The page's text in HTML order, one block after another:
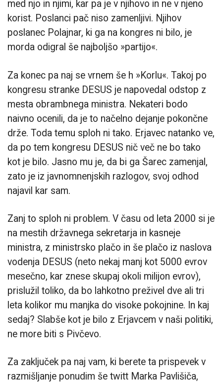
med njo in njimi, kar pa je v njihovo in ne v njeno
korist. Poslanci pač niso zamenljivi. Njihov
poslanec Polajnar, ki ga na kongres ni bilo, je
morda odigral še najboljšo »partijo«.
Za konec pa naj se vrnem še h »Korlu«. Takoj po
kongresu stranke DESUS je napovedal odstop z
mesta obrambnega ministra. Nekateri bodo
naivno ocenili, da je to načelno dejanje pokončne
drže. Toda temu sploh ni tako. Erjavec natanko ve,
da po tem kongresu DESUS nič več ne bo tako
kot je bilo. Jasno mu je, da bi ga Šarec zamenjal,
zato je iz javnomnenjskih razlogov, svoj odhod
najavil kar sam.
Zanj to sploh ni problem. V času od leta 2000 si je
na mestih državnega sekretarja in kasneje
ministra, z ministrsko plačo in še plačo iz naslova
vodenja DESUS (neto nekaj manj kot 5000 evrov
mesečno, kar znese skupaj okoli milijon evrov),
prislužil toliko, da bo lahkotno preživel dve ali tri
leta kolikor mu manjka do visoke pokojnine. In kaj
sedaj? Slabše kot je bilo z Erjavcem v naši politiki,
ne more biti s Pivčevo.
Za zaključek pa naj vam, ki berete ta prispevek v
razmišljanje ponudim še twitt Marka Pavlišiča,